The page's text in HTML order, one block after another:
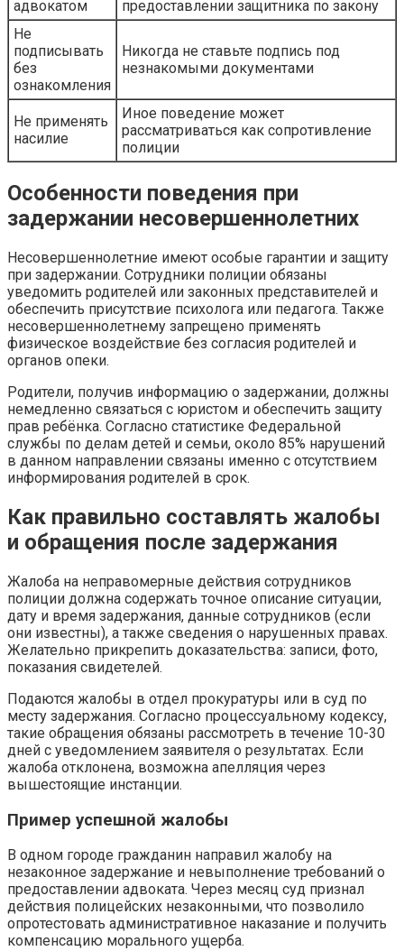
адвокатом
предоставлении защитника по закону
Не
подписывать
без
ознакомления
Никогда не ставьте подпись под
незнакомыми документами
Не применять
насилие
Иное поведение может
рассматриваться как сопротивление
полиции
Особенности поведения при
задержании несовершеннолетних
Несовершеннолетние имеют особые гарантии и защиту
при задержании. Сотрудники полиции обязаны
уведомить родителей или законных представителей и
обеспечить присутствие психолога или педагога. Также
несовершеннолетнему запрещено применять
физическое воздействие без согласия родителей и
органов опеки.
Родители, получив информацию о задержании, должны
немедленно связаться с юристом и обеспечить защиту
прав ребёнка. Согласно статистике Федеральной
службы по делам детей и семьи, около 85% нарушений
в данном направлении связаны именно с отсутствием
информирования родителей в срок.
Как правильно составлять жалобы
и обращения после задержания
Жалоба на неправомерные действия сотрудников
полиции должна содержать точное описание ситуации,
дату и время задержания, данные сотрудников (если
они известны), а также сведения о нарушенных правах.
Желательно прикрепить доказательства: записи, фото,
показания свидетелей.
Подаются жалобы в отдел прокуратуры или в суд по
месту задержания. Согласно процессуальному кодексу,
такие обращения обязаны рассмотреть в течение 10-30
дней с уведомлением заявителя о результатах. Если
жалоба отклонена, возможна апелляция через
вышестоящие инстанции.
Пример успешной жалобы
В одном городе гражданин направил жалобу на
незаконное задержание и невыполнение требований о
предоставлении адвоката. Через месяц суд признал
действия полицейских незаконными, что позволило
опротестовать административное наказание и получить
компенсацию морального ущерба.